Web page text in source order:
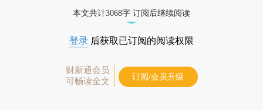
本文共计3068字 订阅后继续阅读
登录 后获取已订阅的阅读权限
财新通会员
可畅读全文
订阅/会员升级